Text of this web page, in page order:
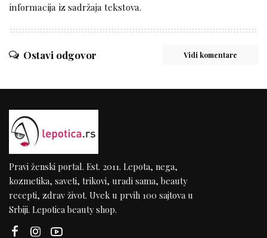
informacija iz sadržaja tekstova.
Ostavi odgovor Vidi komentare
Pravi ženski portal. Est. 2011. Lepota, nega,
kozmetika, saveti, trikovi, uradi sama, beauty
recepti, zdrav život. Uvek u prvih 100 sajtova u
Srbiji. Lepotica beauty shop.